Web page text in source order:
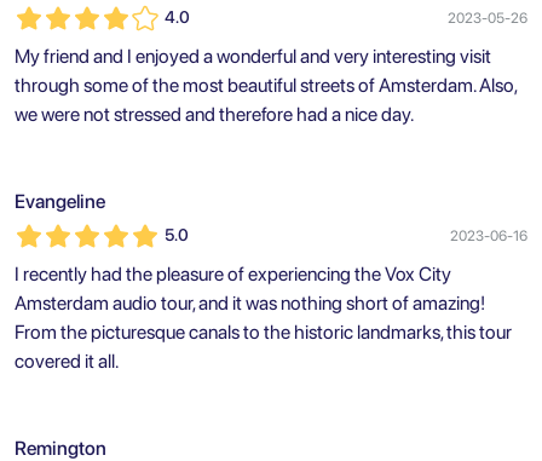
4.0 2023-05-26
My friend and I enjoyed a wonderful and very interesting visit
through some of the most beautiful streets of Amsterdam. Also,
we were not stressed and therefore had a nice day.
Evangeline
5.0 2023-06-16
I recently had the pleasure of experiencing the Vox City
Amsterdam audio tour, and it was nothing short of amazing!
From the picturesque canals to the historic landmarks, this tour
covered it all.
Remington